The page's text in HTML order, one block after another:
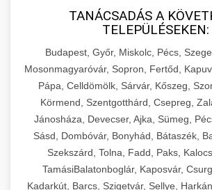
TANÁCSADÁS A
TELEPÜLÉSEKEN:
Budapest, Győr, Miskolc, Pécs,
Mosonmagyaróvár, Sopron, Fertőd,
Pápa, Celldömölk, Sárvár, Kőszeg,
Körmend, Szentgotthárd, Csepreg,
Jánosháza, Devecser, Ajka, Sümeg,
Sásd, Dombóvár, Bonyhád, Bátaszék,
Szekszárd, Tolna, Fadd, Paks,
TamásiBalatonboglár, Kaposvár,
Kadarkút, Barcs, Szigetvár, Sellye,